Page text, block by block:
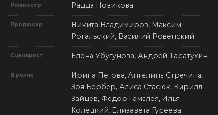
Режиссер Радда Новикова
Продюсер
Никита Владимиров, Максим
Рогальский, Василий Ровенский
Сценарист Елена Убугунова, Андрей Таратухин
В ролях
Ирина Пегова, Ангелина Стречина,
Зоя Бербер, Алиса Стасюк, Кирилл
Зайцев, Федор Гамалея, Илья
Колецкий, Елизавета Гуреева,